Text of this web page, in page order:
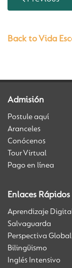
Back to Vida
Admisión
Postule aquí
Aranceles
Conócenos
Tour Virtual
Pago en línea
Enlaces Rápidos
Aprendizaje
Salvaguarda
Perspectiva Global
Bilingüismo
Inglés Intensivo